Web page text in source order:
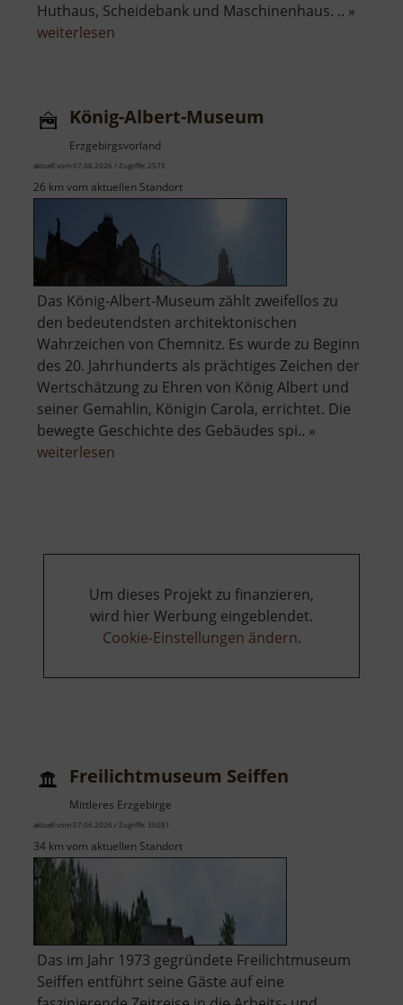
Huthaus, Scheidebank und Maschinenhaus. .. »
weiterlesen
Brand-
Erbisdorf
König-Albert-Museum
Erzgebirgsvorland
aktuell vom 07.06.2026 / Zugriffe: 2575
26 km vom aktuellen Standort
Das König-Albert-Museum zählt zweifellos zu
den bedeutendsten architektonischen
Wahrzeichen von Chemnitz. Es wurde zu Beginn
des 20. Jahrhunderts als prächtiges Zeichen der
Wertschätzung zu Ehren von König Albert und
seiner Gemahlin, Königin Carola, errichtet. Die
bewegte Geschichte des Gebäudes spi.. »
weiterlesen
Um dieses Projekt zu finanzieren,
wird hier Werbung eingeblendet.
Cookie-Einstellungen ändern.
Freilichtmuseum Seiffen
Mittleres Erzgebirge
aktuell vom 07.06.2026 / Zugriffe: 36081
34 km vom aktuellen Standort
Das im Jahr 1973 gegründete Freilichtmuseum
Seiffen entführt seine Gäste auf eine